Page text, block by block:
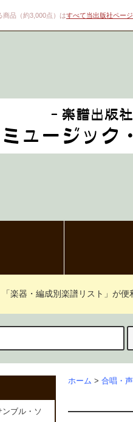
品（約3,000点）はすべて当出版社ペー
「楽器・編成別楽譜リスト」が便
ホーム > 合唱・
ンブル・ソ